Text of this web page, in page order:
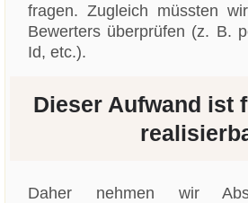
fragen. Zugleich müssten
Bewerters überprüfen (z. B.
Id, etc.).
Dieser Aufwand ist
Daher nehmen wir